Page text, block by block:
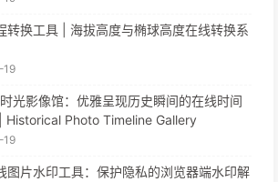
转换工具 | 海拔高度与椭球高度在线转换系
19
光影像馆：优雅呈现历史瞬间的在线时间
Historical Photo Timeline Gallery
19
图片水印工具：保护隐私的浏览器端水印解